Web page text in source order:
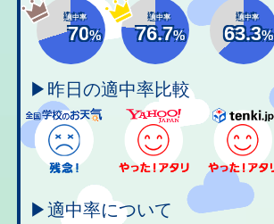
適中率
70%
適中率
76.7%
適中率
63.3%
▶昨日の適中率比較
▶適中率について